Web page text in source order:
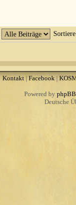
Kontakt| Facebook|
Powered by phpBB
Deutsche